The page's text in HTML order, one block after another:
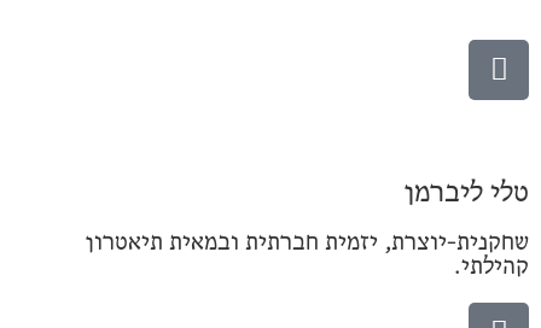
טלי ליברמן
שחקנית-יוצרת, יזמית חברתית ובמאית תיאטרון
קהילתי.